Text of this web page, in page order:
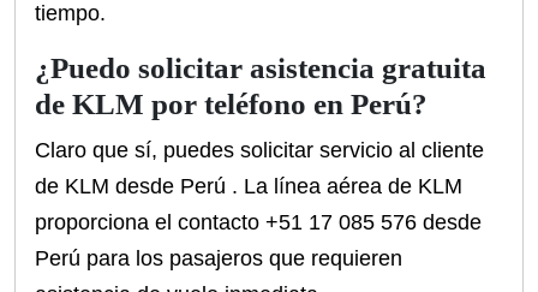
tiempo.
¿Puedo solicitar asistencia gratuita
de KLM por teléfono en Perú?
Claro que sí, puedes solicitar servicio al cliente
de KLM desde Perú . La línea aérea de KLM
proporciona el contacto +51 17 085 576 desde
Perú para los pasajeros que requieren